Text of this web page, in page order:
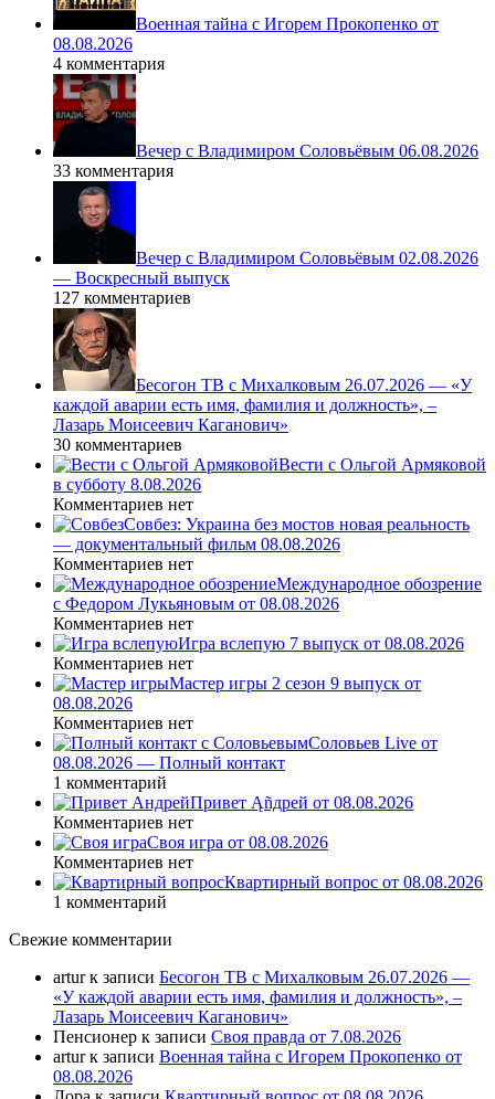
Военная тайна с Игорем Прокопенко от
08.08.2026
4 комментария
Вечер с Владимиром Соловьёвым 06.08.2026
33 комментария
Вечер с Владимиром Соловьёвым 02.08.2026
— Воскресный выпуск
127 комментариев
Бесогон ТВ с Михалковым 26.07.2026 — «У
каждой аварии есть имя, фамилия и должность», –
Лазарь Моисеевич Каганович»
30 комментариев
Вести с Ольгой Армяковой
в субботу 8.08.2026
Комментариев нет
Совбез: Украина без мостов новая реальность
— документальный фильм 08.08.2026
Комментариев нет
Международное обозрение
с Федором Лукьяновым от 08.08.2026
Комментариев нет
Игра вслепую 7 выпуск от 08.08.2026
Комментариев нет
Мастер игры 2 сезон 9 выпуск от
08.08.2026
Комментариев нет
Соловьев Live от
08.08.2026 — Полный контакт
1 комментарий
Привет Ąñдpей от 08.08.2026
Комментариев нет
Своя игра от 08.08.2026
Комментариев нет
Квартирный вопрос от 08.08.2026
1 комментарий
Свежие комментарии
arturк записи Бесогон ТВ с Михалковым 26.07.2026 —
«У каждой аварии есть имя, фамилия и должность», –
Лазарь Моисеевич Каганович»
Пенсионер к записи Своя правда от 7.08.2026
arturк записи Военная тайна с Игорем Прокопенко от
08.08.2026